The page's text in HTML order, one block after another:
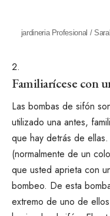
jardineria Profesional /
Familiarícese con
Las bombas de sifón
utilizado una antes,
que hay detrás de
(normalmente de un
que usted aprieta con
bombeo. De esta
extremo de uno de